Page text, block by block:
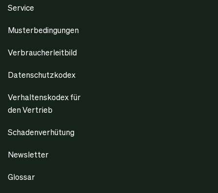
Service
Musterbedingungen
Verbraucherleitbild
Datenschutzkodex
Verhaltenskodex für
den Vertrieb
Schadenverhütung
Newsletter
Glossar